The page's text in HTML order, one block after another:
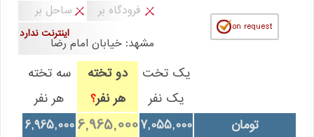
فرودگاه بر
ساحل بر
اینترنت ندارد
مشهد: خیابان امام رضا
یک تخت
یک نفر
دو تخته
هر نفر؟
سه تخته
هر نفر
تومان
7,055,000
6,965,000
6,965,000